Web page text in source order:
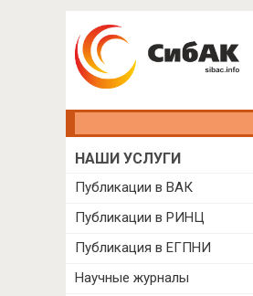
НАШИ УСЛУГИ
Публикации в ВАК
Публикации в РИНЦ
Публикация в ЕГПНИ
Научные журналы